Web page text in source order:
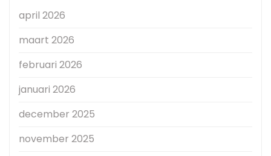
april 2026
maart 2026
februari 2026
januari 2026
december 2025
november 2025